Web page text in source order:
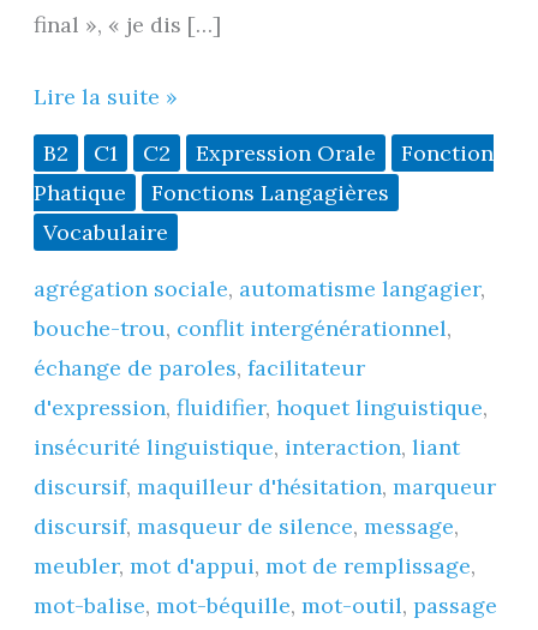
final », « je dis […]
Les
tics
de
langage
(B2
-
>
C2
mais
découverte
dès
A2,
B1)
Lire la suite »
B2 C1 C2 Expression Orale
Fonction
Phatique
Fonctions Langagières
Vocabulaire
agrégation sociale, automatisme langagier,
bouche-trou, conflit intergénérationnel,
échange de paroles, facilitateur
d'expression, fluidifier, hoquet linguistique,
insécurité linguistique, interaction, liant
discursif, maquilleur d'hésitation, marqueur
discursif, masqueur de silence, message,
meubler, mot d'appui, mot de remplissage,
mot-balise, mot-béquille, mot-outil, passage